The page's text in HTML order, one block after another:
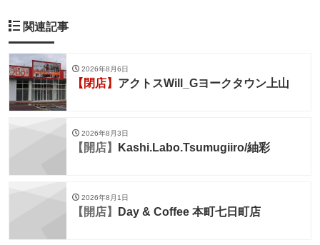
関連記事
2026年8月6日
【閉店】 アクトスWill_Gヨークタウン上山
2026年8月3日
【開店】 Kashi.Labo.Tsumugiiro/紬彩
2026年8月1日
【開店】 Day & Coffee 本町七日町店